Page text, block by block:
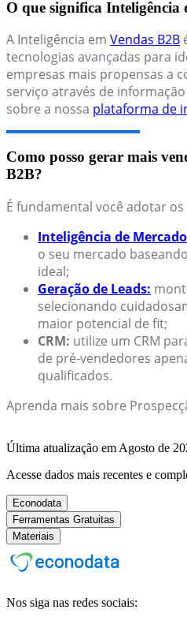
O que significa Inteligência
A Inteligência em Vendas B2B
tecnologias avançadas para
empresas mais propensas a
serviço através de
sobre a nossa plataforma de
Como posso gerar mais
B2B?
É fundamental você adotar
Inteligência de
o seu mercado
ideal;
Geração de Leads:
selecionando
maior potencial de fit;
CRM: utilize um CRM
de pré-vendedores
qualificados.
Aprenda mais sobre
Última atualização em Agosto de
Acesse dados mais recentes e
Econodata
Ferramentas Gratuitas
Materiais
Nos siga nas redes sociais: